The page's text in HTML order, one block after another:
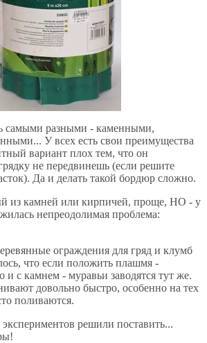
самыми разными - каменными,
У всех есть свои преимущества
вариант плох тем, что он
не передвинешь (если решите
Да и делать такой бордюр сложно.
из камней или кирпичей, проще, НО - у
непреодолимая проблема:
ограждения для гряд и клумб
что если положить плашмя -
и с камнем - муравьи заводятся тут же.
довольно быстро, особенно на тех
поливаются.
решили поставить...